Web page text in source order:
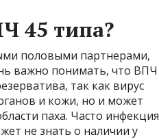
45 типа?
половыми партнерами,
важно понимать, что ВПЧ
так как вирус
и кожи, но и может
паха. Часто инфекция
не знать о наличии у